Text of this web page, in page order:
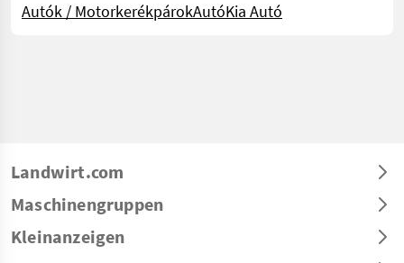
Autók / MotorkerékpárokAutóKia Autó
Landwirt.com
Maschinengruppen
Kleinanzeigen